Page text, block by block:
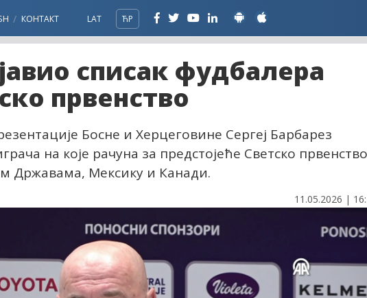
КОНТАКТ LAT ЋР
списак фудбалера
првенство
Босне и Херцеговине Сергеј Барбарез
на које рачуна за предстојеће Светско првенство
Државама, Мексику и Канади.
11.05.2026 |